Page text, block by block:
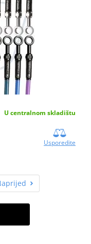
U centralnom skladištu
Usporedite